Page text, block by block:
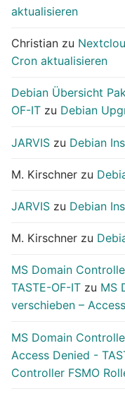
aktualisieren
Christian zu
Cron aktualisieren
Debian Übersicht
OF-IT zu Debian
JARVIS zu Debian
M. Kirschner zu
JARVIS zu Debian
M. Kirschner zu
MS Domain
TASTE-OF-IT zu MS
verschieben –
MS Domain
Access Denied -
Controller FSMO